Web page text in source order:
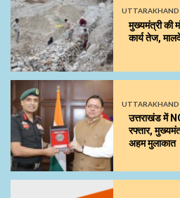
UTTARAKHAND
मुख्यमंत्री की
कार्य तेज,
UTTARAKHAND
उत्तराखंड में
रफ्तार,
अहम मुलाकात